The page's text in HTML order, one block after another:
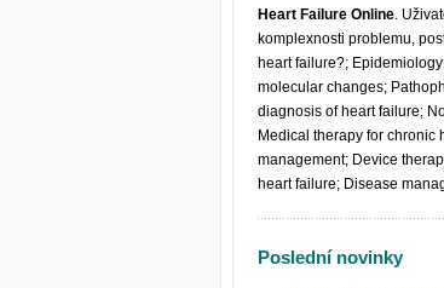
Heart Failure Online .
komplexnosti problemu,
heart failure?;
molecular changes;
diagnosis of heart failure;
Medical therapy for chronic
management; Device
heart failure; Disease
Poslední novinky